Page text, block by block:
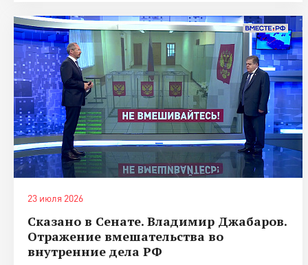
23 июля 2026
Сказано в Сенате. Владимир Джабаров.
Отражение вмешательства во
внутренние дела РФ